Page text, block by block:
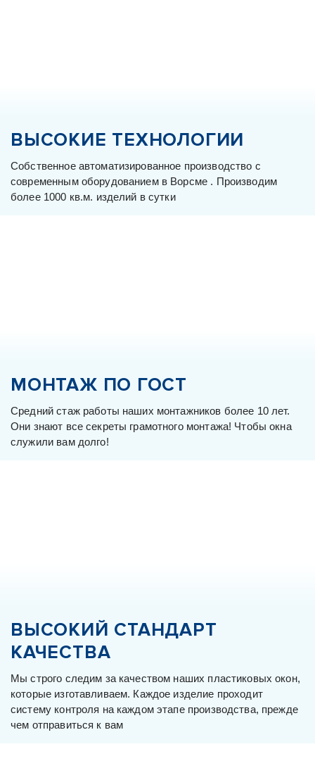
ВЫСОКИЕ ТЕХНОЛОГИИ
Собственное автоматизированное производство с
современным оборудованием в Ворсме . Производим
более 1000 кв.м. изделий в сутки
МОНТАЖ ПО ГОСТ
Средний стаж работы наших монтажников более 10 лет.
Они знают все секреты грамотного монтажа! Чтобы окна
служили вам долго!
ВЫСОКИЙ СТАНДАРТ
КАЧЕСТВА
Мы строго следим за качеством наших пластиковых окон,
которые изготавливаем. Каждое изделие проходит
систему контроля на каждом этапе производства, прежде
чем отправиться к вам